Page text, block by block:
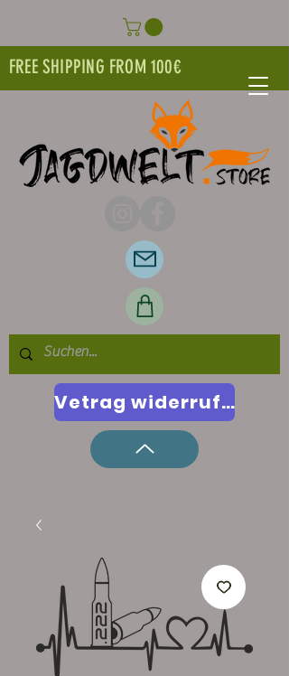
FREE SHIPPING FROM 100€
Vetrag widerrufen